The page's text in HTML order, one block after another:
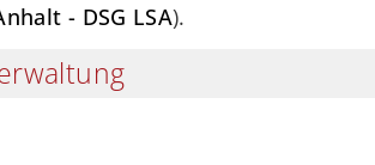
- DSG LSA).